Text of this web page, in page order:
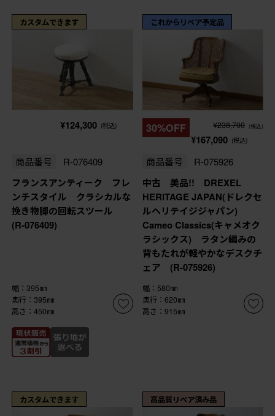
カスタムできます
¥124,300 (税込)
商品番号 R-076409
フランスアンティーク フレ
ンチスタイル クラシカルな
挽き物脚の回転スツール
(R-076409)
幅：395㎜
奥行：395㎜
高さ：450㎜
これからリペア予定品
30%OFF ¥238,700 (税込)
¥167,090 (税込)
商品番号 R-075926
中古 美品!! DREXEL
HERITAGE JAPAN(ドレクセ
ルヘリテイジジャパン)
Cameo Classics(キャメオク
ラシックス) ラタン編みの
背もたれが軽やかなデスクチ
ェア (R-075926)
幅：580㎜
奥行：620㎜
高さ：915㎜
カスタムできます 高品質リペア済み品